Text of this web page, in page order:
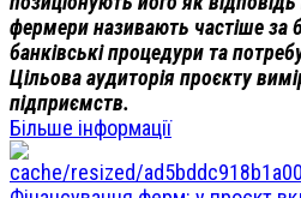
фермери називають частіше за
банківські процедури та
Цільова аудиторія проєкту
підприємств.
Більше інформації